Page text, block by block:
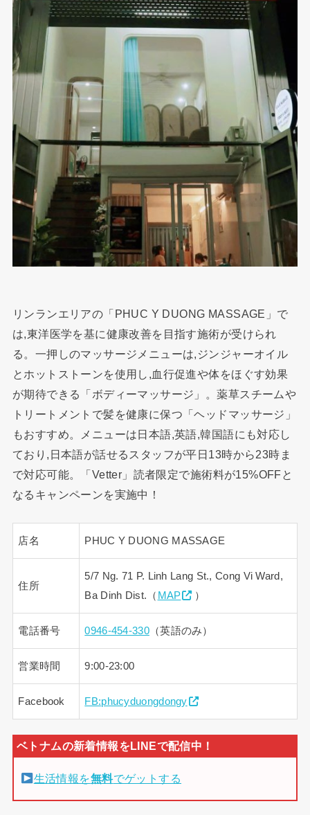
リンランエリアの「PHUC Y DUONG MASSAGE」で
は,東洋医学を基に健康改善を目指す施術が受けられ
る。一押しのマッサージメニューは,ジンジャーオイル
とホットストーンを使用し,血行促進や体をほぐす効果
が期待できる「ボディーマッサージ」。薬草スチームや
トリートメントで髪を健康に保つ「ヘッドマッサージ」
もおすすめ。メニューは日本語,英語,韓国語にも対応し
ており,日本語が話せるスタッフが平日13時から23時ま
で対応可能。「Vetter」読者限定で施術料が15%OFFと
なるキャンペーンを実施中！
店名 PHUC Y DUONG MASSAGE
住所
5/7 Ng. 71 P. Linh Lang St., Cong Vi Ward,
Ba Dinh Dist.（ MAP ）
電話番号 0946-454-330（英語のみ）
営業時間 9:00-23:00
Facebook FB:phucyduongdongy
生活情報を無料でゲットする